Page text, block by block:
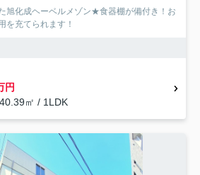
旭化成ヘーベルメゾン★食器棚が備付き！お
を充てられます！
円
㎡ / 1LDK